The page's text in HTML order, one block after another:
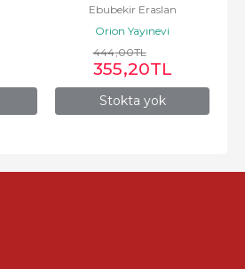
Stokta yok
Ebubekir Eraslan
Orion Yayınevi
444,00TL
355,20TL